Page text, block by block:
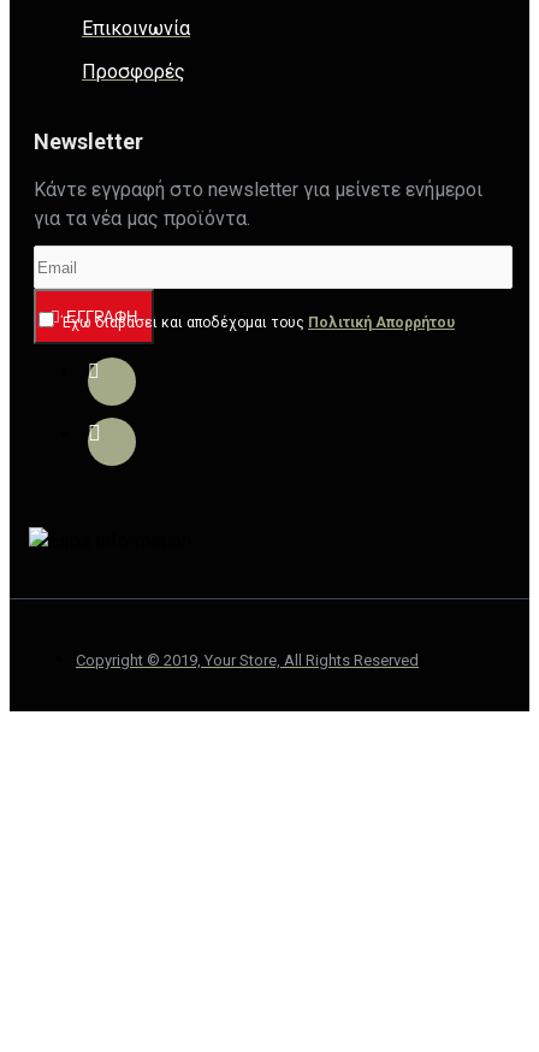
Επικοινωνία
Προσφορές
Newsletter
Κάντε εγγραφή στο newsletter για μείνετε ενήμεροι
για τα νέα μας προϊόντα.
ΕΓΓΡΑΦΉ
Έχω διαβάσει και αποδέχομαι τους Πολιτική Απορρήτου
Copyright © 2019, Your Store, All Rights Reserved